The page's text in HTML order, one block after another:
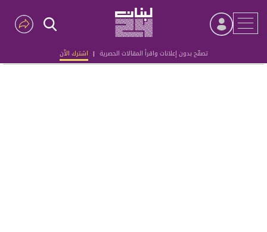
تصفّح بدون إعلانات واقرأ المقالات الحصرية | اشترك الآن
Advertisement